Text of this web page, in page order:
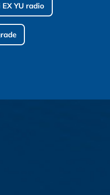
EX YU radio